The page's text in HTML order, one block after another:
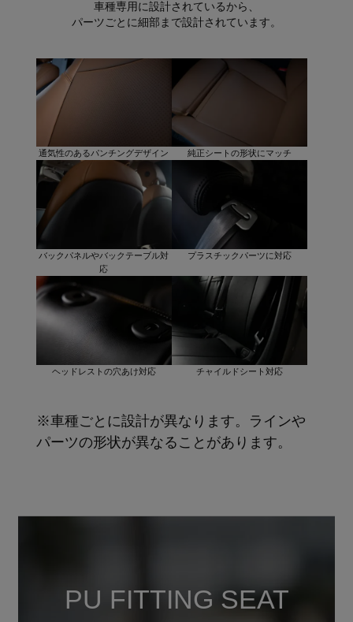
車種専用に設計されているから、
パーツごとに細部まで設計されています。
通気性のあるパンチングデザイン 純正シートの形状にマッチ
バックパネルやバックテーブル対
応
プラスチックパーツに対応
ヘッドレストの穴あけ対応 チャイルドシート対応
※車種ごとに設計が異なります。ラインや
パーツの形状が異なることがあります。
PU FITTING SEAT